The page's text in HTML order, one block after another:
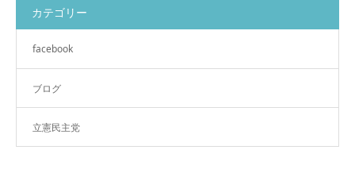
カテゴリー
facebook
ブログ
立憲民主党